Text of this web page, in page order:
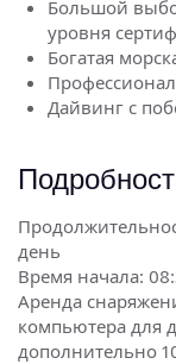
Большой
уровня
Богатая
Дайвинг с
день
Время начала:
Аренда
компьютера для
дополнительно